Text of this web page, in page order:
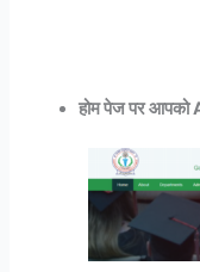
होम पेज पर आपको